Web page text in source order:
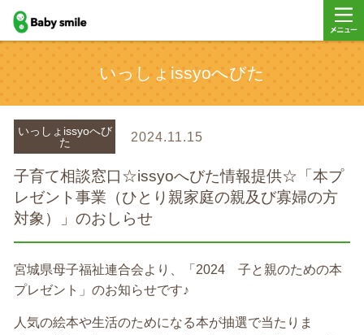
baby smile
いっしょissyoへびた
いっしょissyoへび
た
2024.11.15
子育て相談窓口☆issyoへびた情報提供☆「本プ
レゼント事業（ひとり親家庭の親及び寡婦の方
対象）」のおしらせ
宮城県母子福祉連合会より、「2024 子と親のための本
プレゼント」のお知らせです♪
人気の絵本や生活のためになる本が抽選で当たりま